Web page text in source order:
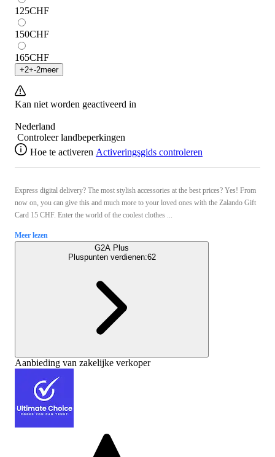
125CHF
150CHF
165CHF
+2+-2meer
Kan niet worden geactiveerd in
Nederland
Controleer landbeperkingen
Hoe te activeren Activeringsgids controleren
Express digital delivery? The most stylish accessories at the best prices? Yes! From
now on, you can give this and much more to your loved ones with the Zalando Gift
Card 15 CHF. Enter the world of the coolest clothes ...
Meer lezen
G2A Plus
Pluspunten verdienen:62
Aanbieding van zakelijke verkoper